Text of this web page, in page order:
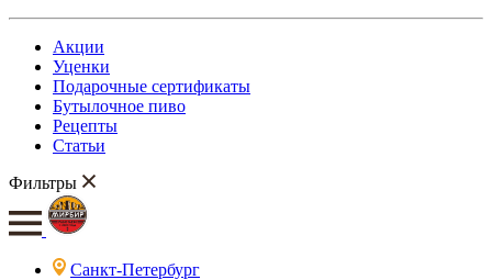
Акции
Уценки
Подарочные сертификаты
Бутылочное пиво
Рецепты
Статьи
Фильтры
Санкт-Петербург